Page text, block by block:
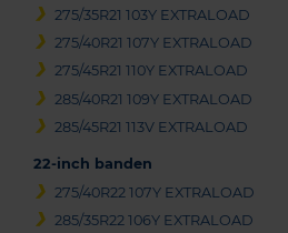
275/35R21 103Y EXTRALOAD
275/40R21 107Y EXTRALOAD
275/45R21 110Y EXTRALOAD
285/40R21 109Y EXTRALOAD
285/45R21 113V EXTRALOAD
22-inch banden
275/40R22 107Y EXTRALOAD
285/35R22 106Y EXTRALOAD